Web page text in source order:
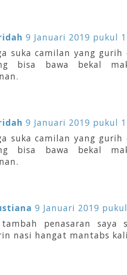
9 Januari 2019 pukul
suka camilan yang gurih
bisa bawa bekal
9 Januari 2019 pukul
suka camilan yang gurih
bisa bawa bekal
9 Januari 2019
penasaran
nasi hangat mantabs